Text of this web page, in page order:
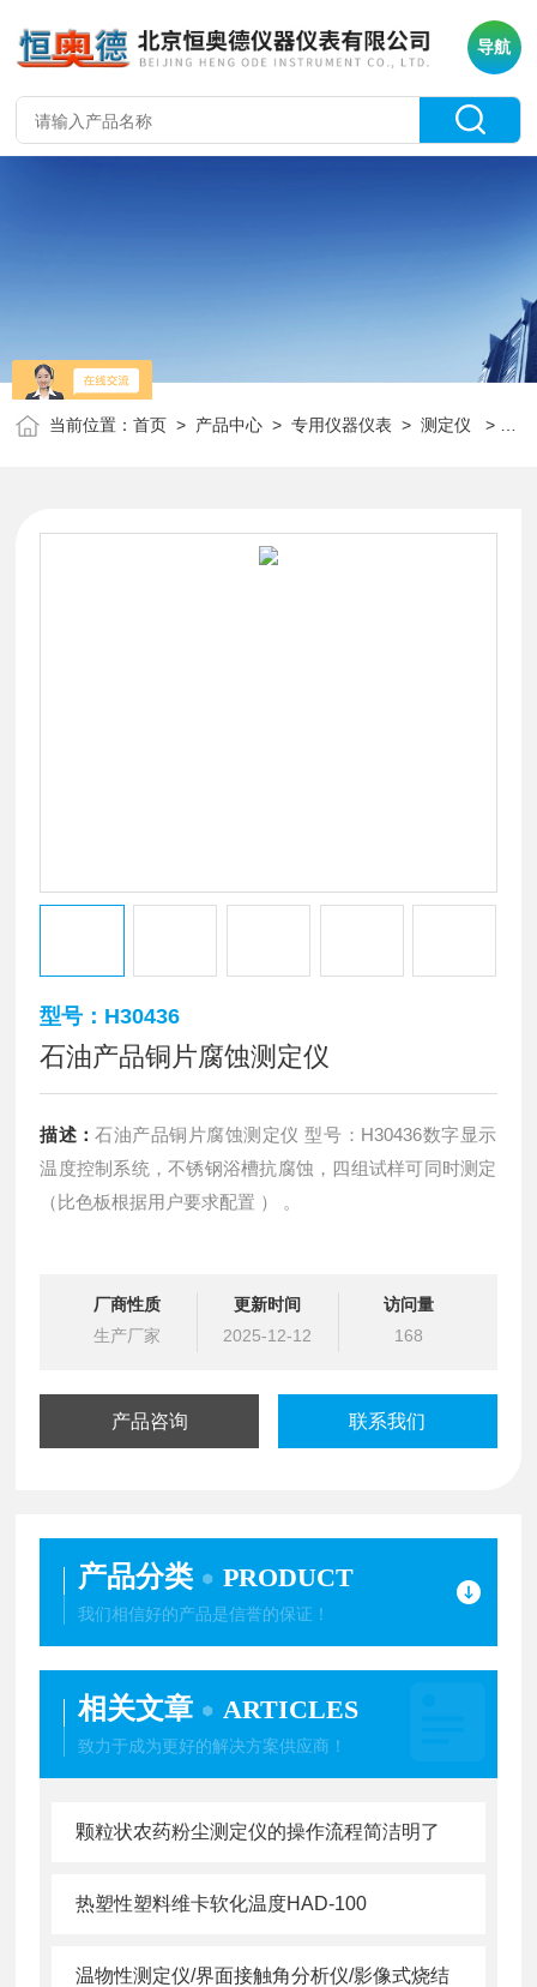
导航
当前位置：首页 > 产品中心 >专用仪器仪表 >测定仪 > H30436石油产品铜片腐蚀测定仪
型号：H30436
石油产品铜片腐蚀测定仪
描述：石油产品铜片腐蚀测定仪 型号：H30436数字显示
温度控制系统，不锈钢浴槽抗腐蚀，四组试样可同时测定
（比色板根据用户要求配置 ） 。
厂商性质
生产厂家
更新时间
2025-12-12
访问量
168
产品咨询 联系我们
产品分类 PRODUCT
我们相信好的产品是信誉的保证！
相关文章 ARTICLES
致力于成为更好的解决方案供应商！
颗粒状农药粉尘测定仪的操作流程简洁明了
热塑性塑料维卡软化温度HAD-100
温物性测定仪/界面接触角分析仪/影像式烧结